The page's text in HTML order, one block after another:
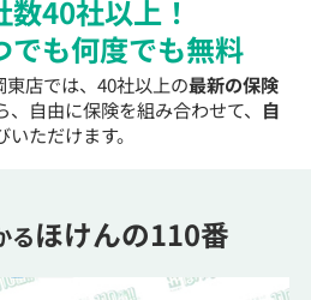
40社以上！
でも何度でも無料
店では、40社以上の最新の保険
自由に保険を組み合わせて、 自
いただけます。
るほけんの110番